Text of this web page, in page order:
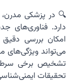
🔍 در پزشکی
دارد. فناوری‌های
امکان بررسی
می‌تواند ویژگی‌های
تشخیص برخی
تحقیقات